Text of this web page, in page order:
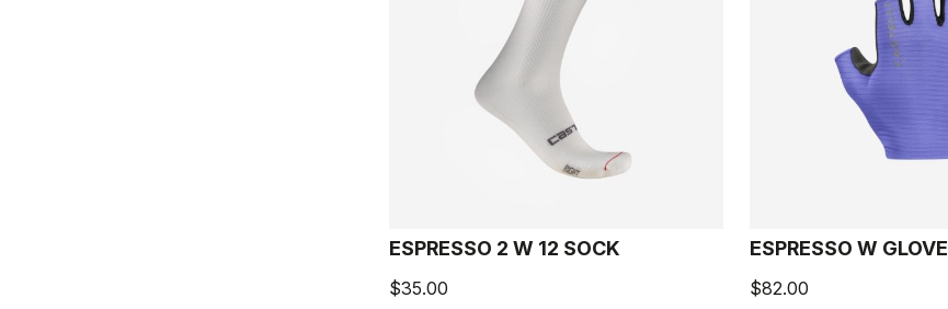
ESPRESSO 2 W 12 SOCK
$35.00
ESPRESSO W GLOVE
$82.00